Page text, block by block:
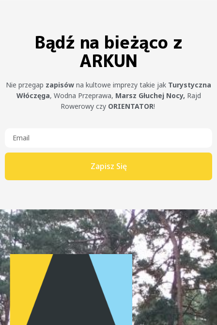
Bądź na bieżąco z
ARKUN
Nie przegap zapisów na kultowe imprezy takie jak Turystyczna
Włóczęga, Wodna Przeprawa, Marsz Głuchej Nocy, Rajd
Rowerowy czy ORIENTATOR!
Zapisz Się